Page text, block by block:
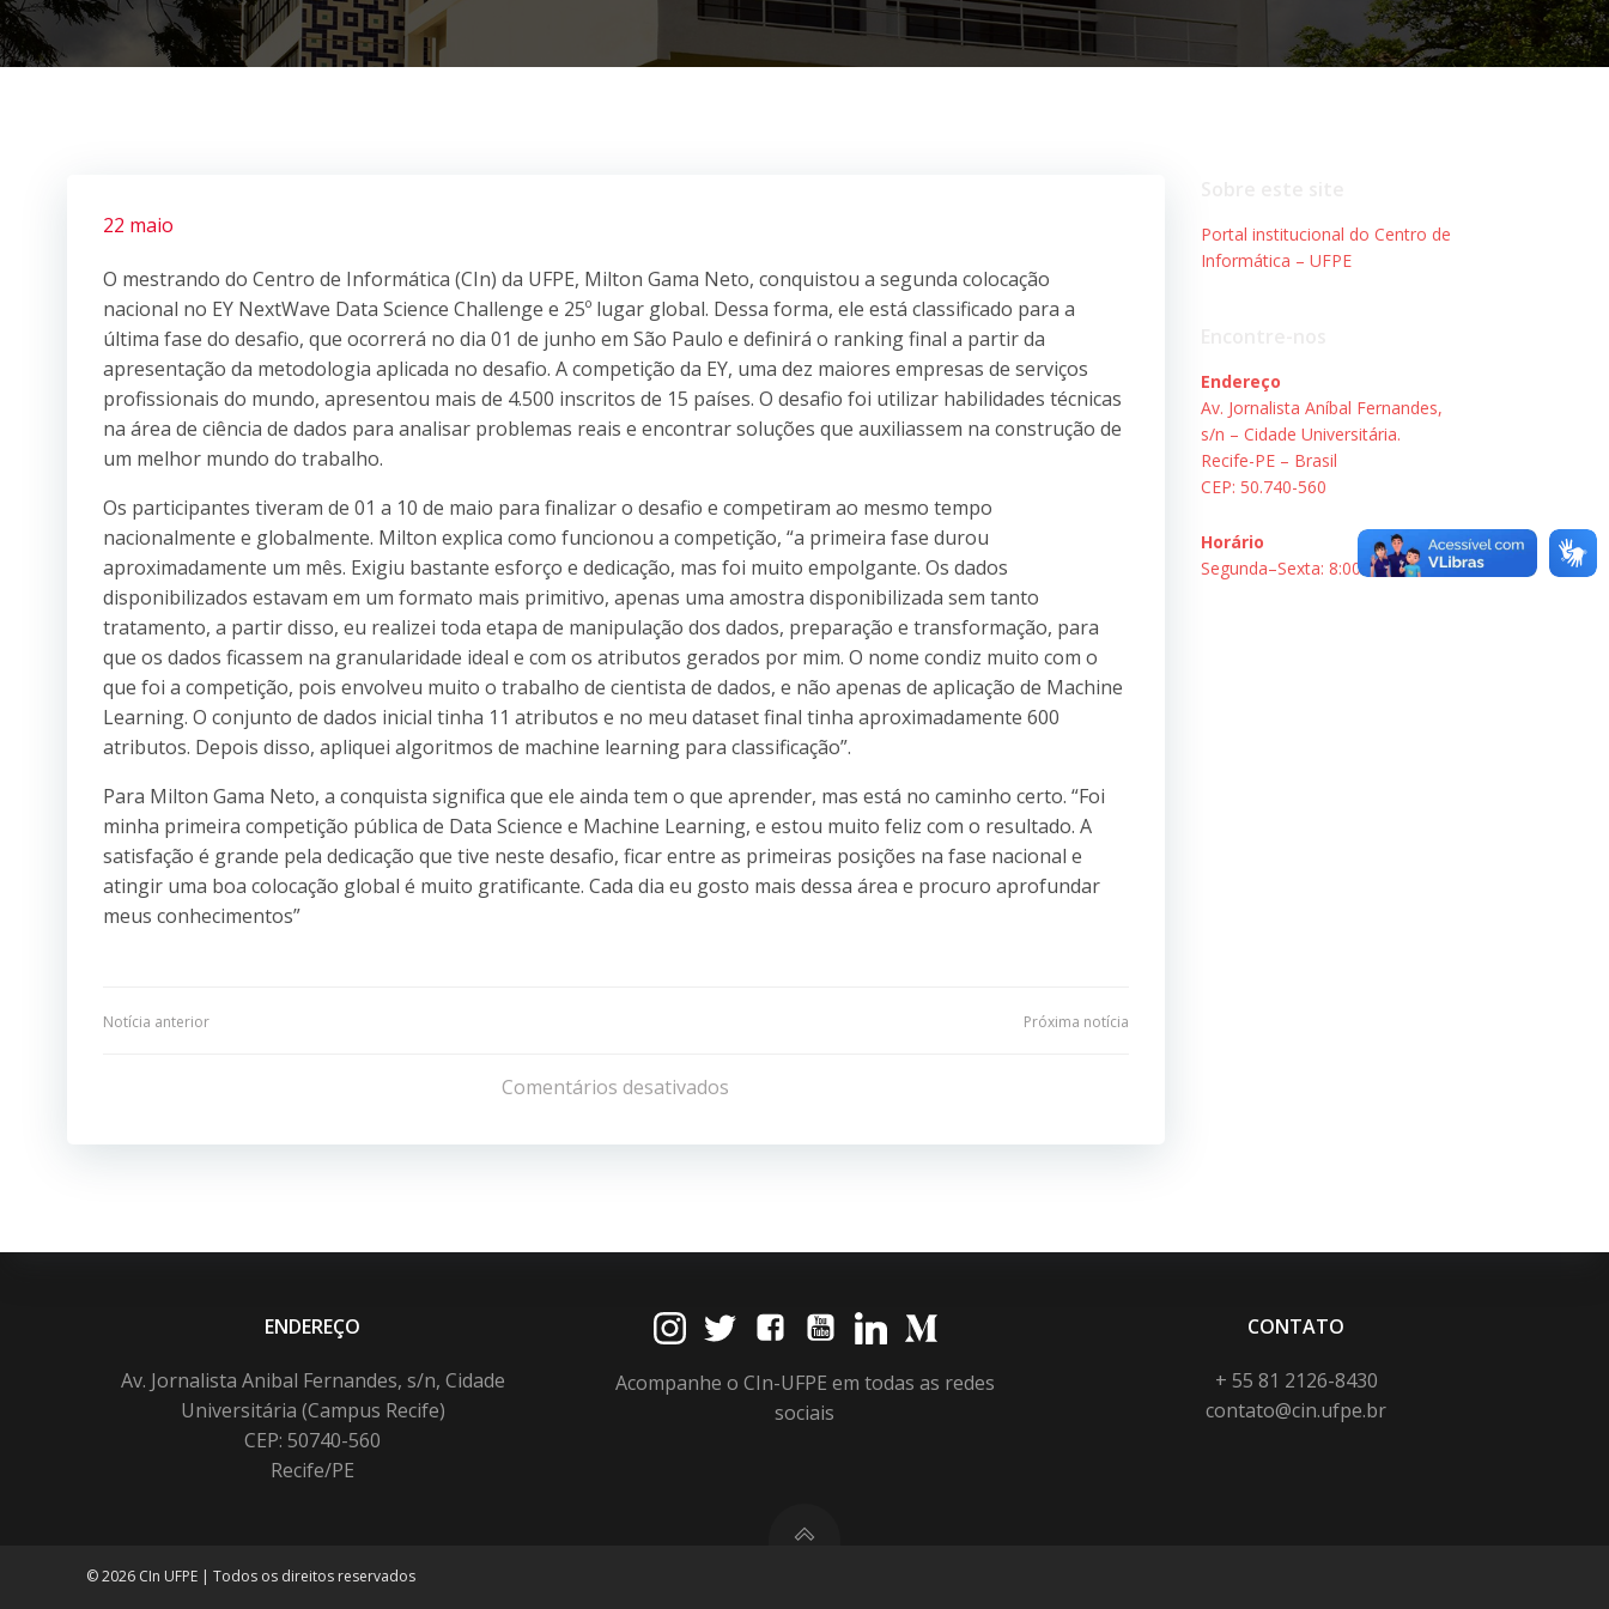
22 maio
O mestrando do Centro de Informática (CIn) da UFPE, Milton Gama Neto, conquistou a segunda colocação
nacional no EY NextWave Data Science Challenge e 25º lugar global. Dessa forma, ele está classificado para a
última fase do desafio, que ocorrerá no dia 01 de junho em São Paulo e definirá o ranking final a partir da
apresentação da metodologia aplicada no desafio. A competição da EY, uma dez maiores empresas de serviços
profissionais do mundo, apresentou mais de 4.500 inscritos de 15 países. O desafio foi utilizar habilidades técnicas
na área de ciência de dados para analisar problemas reais e encontrar soluções que auxiliassem na construção de
um melhor mundo do trabalho.
Os participantes tiveram de 01 a 10 de maio para finalizar o desafio e competiram ao mesmo tempo
nacionalmente e globalmente. Milton explica como funcionou a competição, “a primeira fase durou
aproximadamente um mês. Exigiu bastante esforço e dedicação, mas foi muito empolgante. Os dados
disponibilizados estavam em um formato mais primitivo, apenas uma amostra disponibilizada sem tanto
tratamento, a partir disso, eu realizei toda etapa de manipulação dos dados, preparação e transformação, para
que os dados ficassem na granularidade ideal e com os atributos gerados por mim. O nome condiz muito com o
que foi a competição, pois envolveu muito o trabalho de cientista de dados, e não apenas de aplicação de Machine
Learning. O conjunto de dados inicial tinha 11 atributos e no meu dataset final tinha aproximadamente 600
atributos. Depois disso, apliquei algoritmos de machine learning para classificação”.
Para Milton Gama Neto, a conquista significa que ele ainda tem o que aprender, mas está no caminho certo. “Foi
minha primeira competição pública de Data Science e Machine Learning, e estou muito feliz com o resultado. A
satisfação é grande pela dedicação que tive neste desafio, ficar entre as primeiras posições na fase nacional e
atingir uma boa colocação global é muito gratificante. Cada dia eu gosto mais dessa área e procuro aprofundar
meus conhecimentos”
Navegação
Post
Notícia anterior
de
Post
Próxima notícia
Comentários desativados
Portal institucional do Centro de
Informática – UFPE
Endereço
Av. Jornalista Aníbal Fernandes,
s/n – Cidade Universitária.
Recife-PE – Brasil
CEP: 50.740-560
Horário
Segunda–Sexta: 8:00–18:00
ENDEREÇO
Av. Jornalista Anibal Fernandes, s/n, Cidade
Universitária (Campus Recife)
CEP: 50740-560
Recife/PE
Acompanhe o CIn-UFPE em todas as redes
sociais
CONTATO
+ 55 81 2126-8430
contato@cin.ufpe.br
© 2026 CIn UFPE | Todos os direitos reservados